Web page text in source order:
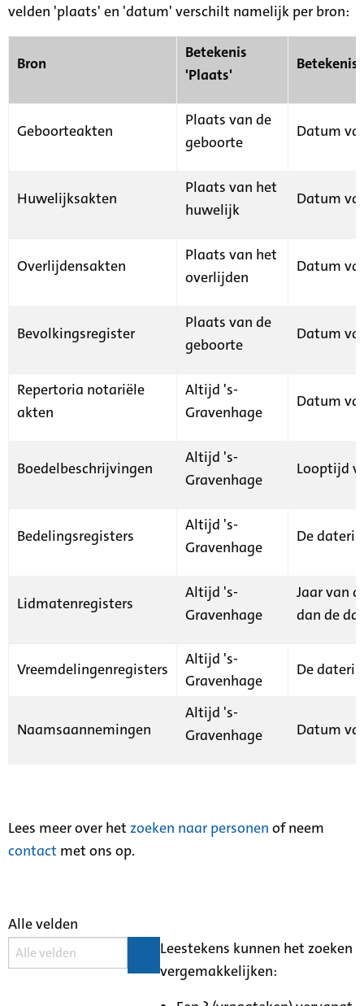
velden 'plaats' en 'datum' verschilt namelijk per bron:
Bron
Betekenis
'Plaats'
Geboorteakten
Plaats van de
geboorte
Datum
Huwelijksakten
Plaats van het
huwelijk
Datum
Overlijdensakten
Plaats van het
overlijden
Datum
Bevolkingsregister
Plaats van de
geboorte
Datum
Repertoria notariële
akten
Altijd 's-
Gravenhage
Datum
Boedelbeschrijvingen
Altijd 's-
Gravenhage
Looptijd
Bedelingsregisters
Altijd 's-
Gravenhage
De
Lidmatenregisters
Altijd 's-
Gravenhage
Jaar van
dan de
Vreemdelingenregisters
Altijd 's-
Gravenhage
De
Naamsaannemingen
Altijd 's-
Gravenhage
Datum
Lees meer over het zoeken naar personen of neem
contact met ons op.
Alle velden
Leestekens kunnen het zoeken
vergemakkelijken: